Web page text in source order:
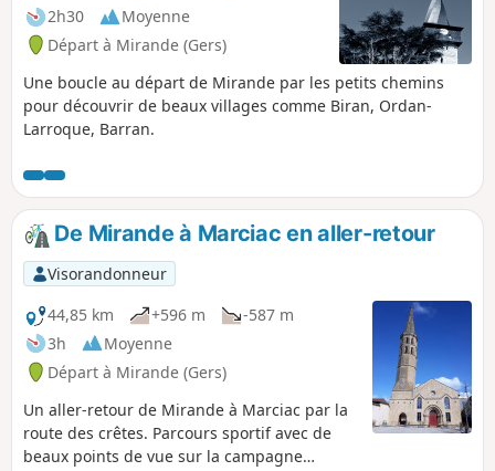
2h30
Moyenne
Départ à Mirande (Gers)
Une boucle au départ de Mirande par les petits chemins
pour découvrir de beaux villages comme Biran, Ordan-
Larroque, Barran.
De Mirande à Marciac en aller-retour
Visorandonneur
44,85 km
+596 m
-587 m
3h
Moyenne
Départ à Mirande (Gers)
Un aller-retour de Mirande à Marciac par la
route des crêtes. Parcours sportif avec de
beaux points de vue sur la campagne